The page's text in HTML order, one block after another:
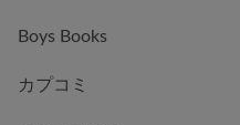
Boys Books
カプコミ